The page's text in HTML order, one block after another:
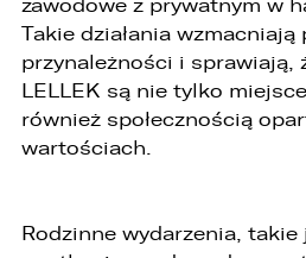
zawodowe z prywatnym w
Takie działania wzmacniają
przynależności i sprawiają,
LELLEK są nie tylko
również społecznością
wartościach.
Rodzinne wydarzenia, takie
zgody.
2. Posiadają Państwo prawo
ich sprostowania, usunięcia
przetwarzania, a także prawo
wpływu na zgodność z